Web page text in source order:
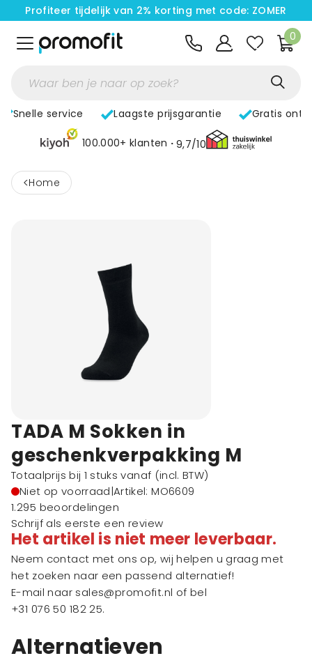
Profiteer tijdelijk van 2% korting met code: ZOMER
0
Snelle service Laagste prijsgarantie Gratis
100.000+ klanten 9,7/10
< home
TADA M Sokken in
geschenkverpakking M
Totaalprijs bij 1 stuks vanaf (incl. BTW)
Niet op voorraad|Artikel: MO6609
1.295 beoordelingen
Schrijf als eerste een review
Het artikel is niet meer leverbaar.
Neem contact met ons op, wij helpen u graag met
het zoeken naar een passend alternatief!
E-mail naar sales@promofit.nl of bel
+31 076 50 182 25.
Alternatieven